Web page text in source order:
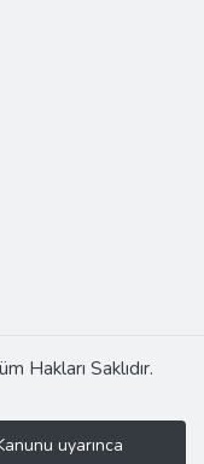
Hakları Saklıdır.
uyarınca